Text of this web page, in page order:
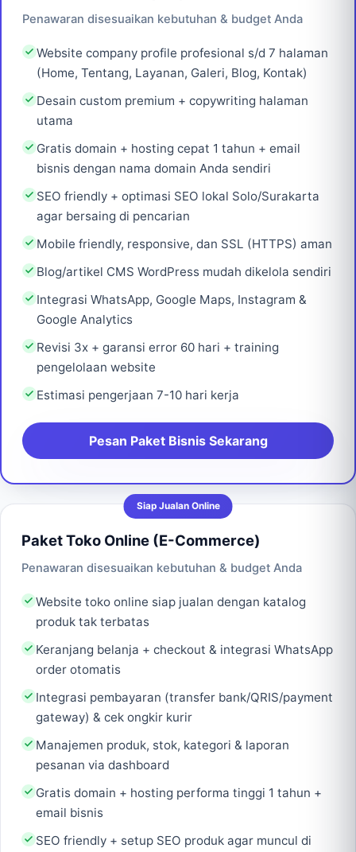
Penawaran disesuaikan kebutuhan & budget Anda
Website company profile profesional s/d 7 halaman
(Home, Tentang, Layanan, Galeri, Blog, Kontak)
Desain custom premium + copywriting halaman
utama
Gratis domain + hosting cepat 1 tahun + email
bisnis dengan nama domain Anda sendiri
SEO friendly + optimasi SEO lokal Solo/Surakarta
agar bersaing di pencarian
Mobile friendly, responsive, dan SSL (HTTPS) aman
Blog/artikel CMS WordPress mudah dikelola sendiri
Integrasi WhatsApp, Google Maps, Instagram &
Google Analytics
Revisi 3x + garansi error 60 hari + training
pengelolaan website
Estimasi pengerjaan 7-10 hari kerja
Pesan Paket Bisnis Sekarang
Siap Jualan Online
Paket Toko Online (E-Commerce)
Penawaran disesuaikan kebutuhan & budget Anda
Website toko online siap jualan dengan katalog
produk tak terbatas
Keranjang belanja + checkout & integrasi WhatsApp
order otomatis
Integrasi pembayaran (transfer bank/QRIS/payment
gateway) & cek ongkir kurir
Manajemen produk, stok, kategori & laporan
pesanan via dashboard
Gratis domain + hosting performa tinggi 1 tahun +
email bisnis
SEO friendly + setup SEO produk agar muncul di